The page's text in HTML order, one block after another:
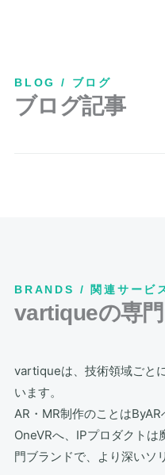
BLOG / ブログ
ブログ記事
BRANDS / 関連サービ
vartiqueの専
vartiqueは、技術領域ごと
います。
AR・MR制作のことは
OneVRへ、IPプロダクト
門ブランドで、より深いソ